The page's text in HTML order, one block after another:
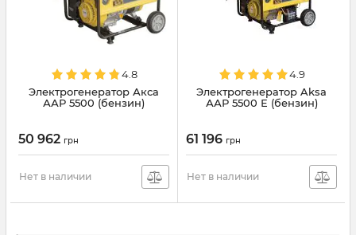
4.8
Электрогенератор Акса
ААР 5500 (бензин)
50 962 грн
Нет в наличии
4.9
Электрогенератор Aksa
ААР 5500 Е (бензин)
61 196 грн
Нет в наличии